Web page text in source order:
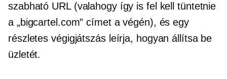
szabható URL (valahogy így is fel kell tüntetnie
a „bigcartel.com” címet a végén), és egy
részletesvégigjátszásleírja, hogyan állítsa be
üzletét.